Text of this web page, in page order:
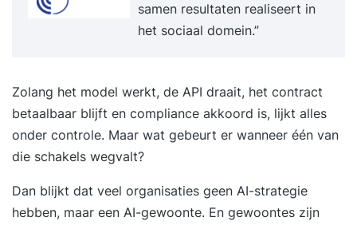
samen resultaten realiseert in
het sociaal domein.”
Zolang het model werkt, de API draait, het contract
betaalbaar blijft en compliance akkoord is, lijkt alles
onder controle. Maar wat gebeurt er wanneer één van
die schakels wegvalt?
Dan blijkt dat veel organisaties geen AI-strategie
hebben, maar een AI-gewoonte. En gewoontes zijn